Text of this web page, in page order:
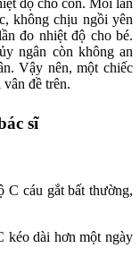
độ cho con. Mỗi lần
không chịu ngồi yên
đo nhiệt độ cho bé.
ngân còn không an
Vậy nên, một chiếc
đề trên.
sĩ
C cáu gắt bất thường,
kéo dài hơn một ngày